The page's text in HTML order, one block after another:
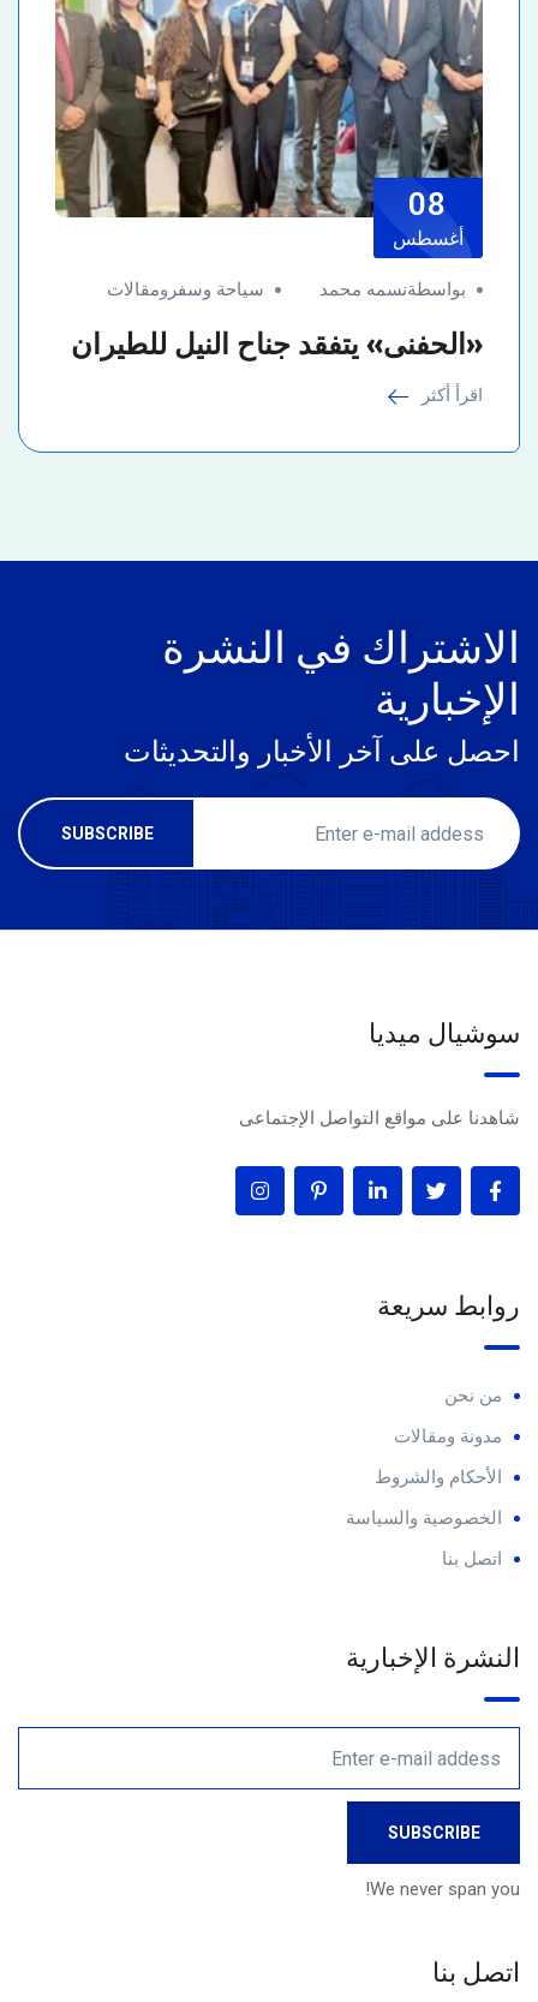
08
أغسطس
بواسطةنسمه محمد سياحة وسفر ومقالات
«الحفنى» يتفقد جناح النيل للطيران
اقرأ أكثر
الاشتراك في النشرة
الإخبارية
احصل على آخر الأخبار والتحديثات
سوشيال ميديا
شاهدنا على مواقع التواصل الإجتماعى
روابط سريعة
من نحن
مدونة ومقالات
الأحكام والشروط
الخصوصية والسياسة
اتصل بنا
النشرة الإخبارية
We never span you!
اتصل بنا